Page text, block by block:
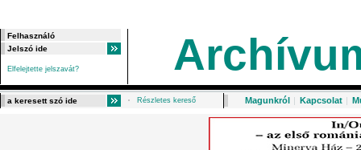
Elfelejtette jelszavát?
Részletes kereső Magunkról | Kapcsolat |